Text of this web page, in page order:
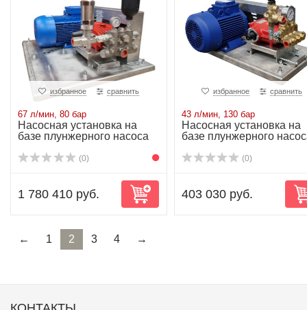
избранное сравнить
67 л/мин, 80 бар
Насосная установка на
базе плунжерного насоса
(0)
1 780 410 руб.
избранное сравнить
43 л/мин, 130 бар
Насосная установка на
базе плунжерного
(0)
403 030 руб.
← 1 2 3 4 →